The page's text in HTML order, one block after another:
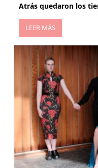
Atrás quedaron los
LEER MÁS